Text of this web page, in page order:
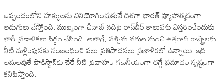
ఒప్పందంలోని హక్కులను వినియోగించుకునే దిశగా భారత్ వ్యూహాత్మకంగా
అడుగులు వేస్తోంది. ముఖ్యంగా చీనాబ్ నదిపై రాన్‌బీర్ కాలువను విస్తరించేందుకు
భారీ ప్రణాళికలు సిద్ధం చేసింది. అలాగే, పశ్చిమ నదుల నుంచి ఉత్తరాది రాష్ట్రాలకు
నీటి మళ్లింపునకు సంబంధించి పలు ప్రతిపాదనలు ప్రణాళికలో ఉన్నాయి. ఇది
అమలవుతే పాకిస్థాన్‌కు చేరే నీటి ప్రవాహం గణనీయంగా తగ్గే ప్రమాదం స్పష్టంగా
కనిపిస్తోంది.